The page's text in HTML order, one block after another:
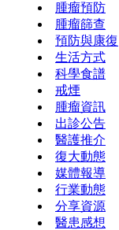
腫瘤預防
腫瘤篩查
預防與康復
生活方式
科學食譜
戒煙
腫瘤資訊
出診公告
醫護推介
復大動態
媒體報導
行業動態
分享資源
醫患感想